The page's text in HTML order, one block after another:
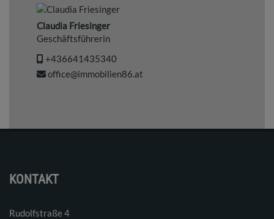
Claudia Friesinger
Geschäftsführerin
+436641435340
office@immobilien86.at
KONTAKT
Rudolfstraße 4